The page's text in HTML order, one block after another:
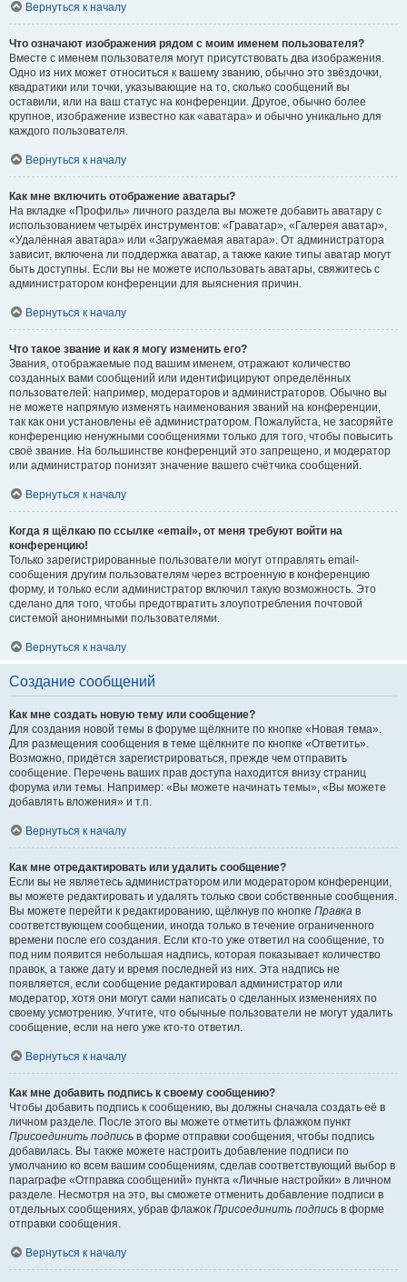
Вернуться к началу
Что означают изображения рядом с моим именем пользователя?
Вместе с именем пользователя могут присутствовать два изображения.
Одно из них может относиться к вашему званию, обычно это звёздочки,
квадратики или точки, указывающие на то, сколько сообщений вы
оставили, или на ваш статус на конференции. Другое, обычно более
крупное, изображение известно как «аватара» и обычно уникально для
каждого пользователя.
Вернуться к началу
Как мне включить отображение аватары?
На вкладке «Профиль» личного раздела вы можете добавить аватару с
использованием четырёх инструментов: «Граватар», «Галерея аватар»,
«Удалённая аватара» или «Загружаемая аватара». От администратора
зависит, включена ли поддержка аватар, а также какие типы аватар могут
быть доступны. Если вы не можете использовать аватары, свяжитесь с
администратором конференции для выяснения причин.
Вернуться к началу
Что такое звание и как я могу изменить его?
Звания, отображаемые под вашим именем, отражают количество
созданных вами сообщений или идентифицируют определённых
пользователей: например, модераторов и администраторов. Обычно вы
не можете напрямую изменять наименования званий на конференции,
так как они установлены её администратором. Пожалуйста, не засоряйте
конференцию ненужными сообщениями только для того, чтобы повысить
своё звание. На большинстве конференций это запрещено, и модератор
или администратор понизят значение вашего счётчика сообщений.
Вернуться к началу
Когда я щёлкаю по ссылке «email», от меня требуют войти на
конференцию!
Только зарегистрированные пользователи могут отправлять email-
сообщения другим пользователям через встроенную в конференцию
форму, и только если администратор включил такую возможность. Это
сделано для того, чтобы предотвратить злоупотребления почтовой
системой анонимными пользователями.
Вернуться к началу
Создание сообщений
Как мне создать новую тему или сообщение?
Для создания новой темы в форуме щёлкните по кнопке «Новая тема».
Для размещения сообщения в теме щёлкните по кнопке «Ответить».
Возможно, придётся зарегистрироваться, прежде чем отправить
сообщение. Перечень ваших прав доступа находится внизу страниц
форума или темы. Например: «Вы можете начинать темы», «Вы можете
добавлять вложения» и т.п.
Вернуться к началу
Как мне отредактировать или удалить сообщение?
Если вы не являетесь администратором или модератором конференции,
вы можете редактировать и удалять только свои собственные сообщения.
Вы можете перейти к редактированию, щёлкнув по кнопке Правка в
соответствующем сообщении, иногда только в течение ограниченного
времени после его создания. Если кто-то уже ответил на сообщение, то
под ним появится небольшая надпись, которая показывает количество
правок, а также дату и время последней из них. Эта надпись не
появляется, если сообщение редактировал администратор или
модератор, хотя они могут сами написать о сделанных изменениях по
своему усмотрению. Учтите, что обычные пользователи не могут удалить
сообщение, если на него уже кто-то ответил.
Вернуться к началу
Как мне добавить подпись к своему сообщению?
Чтобы добавить подпись к сообщению, вы должны сначала создать её в
личном разделе. После этого вы можете отметить флажком пункт
Присоединить подпись в форме отправки сообщения, чтобы подпись
добавилась. Вы также можете настроить добавление подписи по
умолчанию ко всем вашим сообщениям, сделав соответствующий выбор в
параграфе «Отправка сообщений» пункта «Личные настройки» в личном
разделе. Несмотря на это, вы сможете отменить добавление подписи в
отдельных сообщениях, убрав флажок Присоединить подпись в форме
отправки сообщения.
Вернуться к началу